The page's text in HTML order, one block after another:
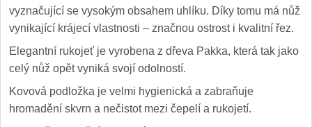
vyznačující se vysokým obsahem uhlíku. Díky tomu má nůž
vynikající krájecí vlastnosti – značnou ostrost i kvalitní řez.
Elegantní rukojeť je vyrobena z dřeva Pakka, která tak jako
celý nůž opět vyniká svojí odolností.
Kovová podložka je velmi hygienická a zabraňuje
hromadění skvrn a nečistot mezi čepelí a rukojetí.